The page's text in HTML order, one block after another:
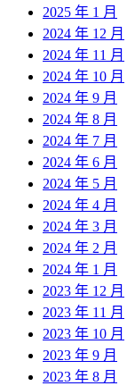
2025 年 1 月
2024 年 12 月
2024 年 11 月
2024 年 10 月
2024 年 9 月
2024 年 8 月
2024 年 7 月
2024 年 6 月
2024 年 5 月
2024 年 4 月
2024 年 3 月
2024 年 2 月
2024 年 1 月
2023 年 12 月
2023 年 11 月
2023 年 10 月
2023 年 9 月
2023 年 8 月